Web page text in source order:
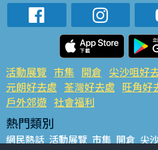
活動展覽 市集 開倉 尖沙咀好
元朗好去處 荃灣好去處 旺角好
戶外郊遊 社會福利
熱門類別
網民熱話 活動展覽 市集 開倉 尖